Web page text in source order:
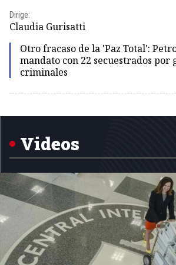
Dirige:
Claudia Gurisatti
Otro fracaso de la 'Paz Total':
mandato con 22 secuestrados por
criminales
1
Videos